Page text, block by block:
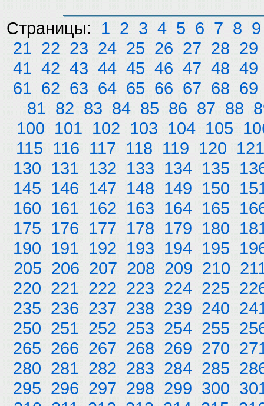
Страницы: 1 2 3 4 5 6 7 8 9
21 22 23 24 25 26 27 28 29
41 42 43 44 45 46 47 48 49
61 62 63 64 65 66 67 68 69
81 82 83 84 85 86 87 88
100 101 102 103 104 105
115 116 117 118 119 120 121
130 131 132 133 134 135
145 146 147 148 149 150
160 161 162 163 164 165
175 176 177 178 179 180
190 191 192 193 194 195
205 206 207 208 209 210
220 221 222 223 224 225
235 236 237 238 239 240
250 251 252 253 254 255
265 266 267 268 269 270
280 281 282 283 284 285
295 296 297 298 299 300